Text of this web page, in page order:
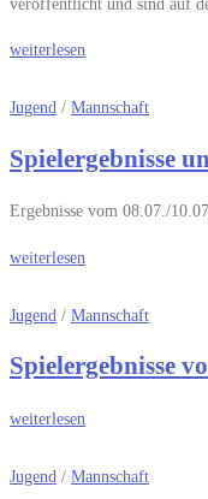
weiterlesen
Jugend / Mannschaft
Spielergebnisse
Ergebnisse vom 08.07./
weiterlesen
Jugend / Mannschaft
Spielergebnisse
weiterlesen
Jugend / Mannschaft